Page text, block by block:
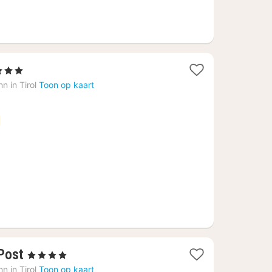
in Tirol Toon op kaart
1
nacht
, 4 Sterren
in Tirol Toon op kaart